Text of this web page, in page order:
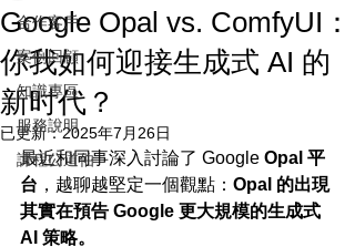
合作客戶
案例回顧
知識專區
服務說明
課程公道伯
Google Opal vs. ComfyUI：
你我如何迎接生成式 AI 的
新时代？
已更新：2025年7月26日
最近和同事深入討論了 Google Opal 平
台 ，越聊越堅定一個觀點： Opal 的出現
其實在預告 Google 更大規模的生成式
AI 策略。